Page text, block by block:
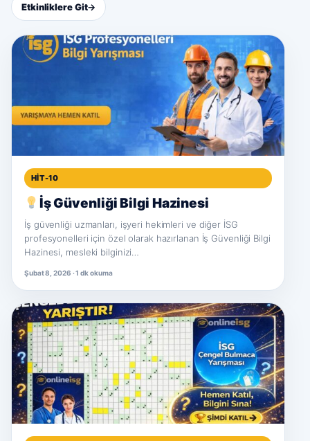
Etkinliklere Git→
HIT-10
İş Güvenliği Bilgi Hazinesi
İş güvenliği uzmanları, işyeri hekimleri ve diğer İSG
profesyonelleri için özel olarak hazırlanan İş Güvenliği Bilgi
Hazinesi, mesleki bilginizi…
Şubat 8, 2026 · 1 dk okuma